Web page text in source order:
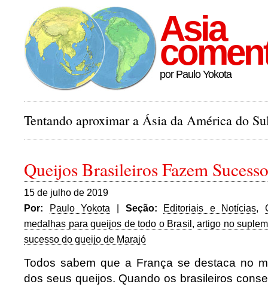
Asia
por Paulo Yokota
Tentando aproximar a Ásia da América do
Queijos Brasileiros Fazem
15 de julho de 2019
Por:
Paulo Yokota | Seção: Editoriais e Notícias,
medalhas para queijos de todo o Brasil,artigo no
sucesso do queijo de Marajó
Todos sabem que a França se destaca no
dos seus queijos. Quando os brasileiros